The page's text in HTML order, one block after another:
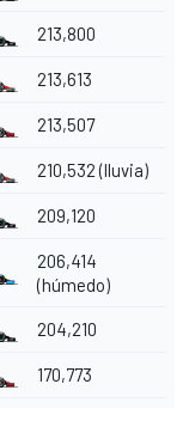
213,800
213,613
213,507
210,532 (lluvia)
209,120
206,414
(húmedo)
204,210
170,773